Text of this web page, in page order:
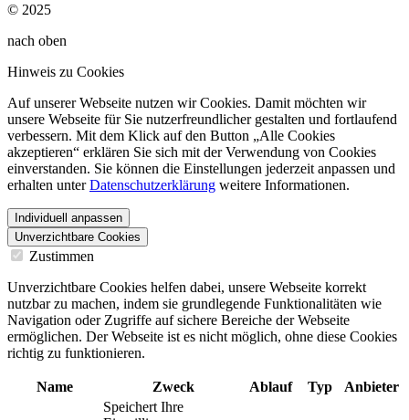
© 2025
nach oben
Hinweis zu Cookies
Auf unserer Webseite nutzen wir Cookies. Damit möchten wir
unsere Webseite für Sie nutzerfreundlicher gestalten und fortlaufend
verbessern. Mit dem Klick auf den Button „Alle Cookies
akzeptieren“ erklären Sie sich mit der Verwendung von Cookies
einverstanden. Sie können die Einstellungen jederzeit anpassen und
erhalten unterDatenschutzerklärung weitere Informationen.
Individuell anpassen
Unverzichtbare Cookies
Zustimmen
Unverzichtbare Cookies helfen dabei, unsere Webseite korrekt
nutzbar zu machen, indem sie grundlegende Funktionalitäten wie
Navigation oder Zugriffe auf sichere Bereiche der Webseite
ermöglichen. Der Webseite ist es nicht möglich, ohne diese Cookies
richtig zu funktionieren.
Name Zweck Ablauf Typ
Anbieter
Speichert Ihre